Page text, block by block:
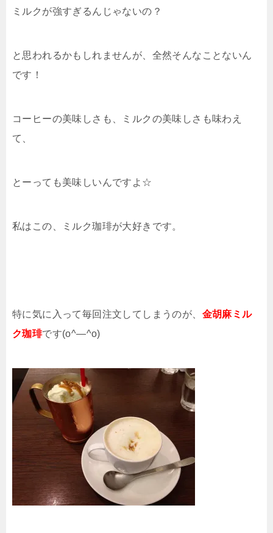
ミルクが強すぎるんじゃないの？
と思われるかもしれませんが、全然そんなことないん
です！
コーヒーの美味しさも、ミルクの美味しさも味わえ
て、
とーっても美味しいんですよ☆
私はこの、ミルク珈琲が大好きです。
特に気に入って毎回注文してしまうのが、 金胡麻ミル
ク珈琲です(o^―^o)